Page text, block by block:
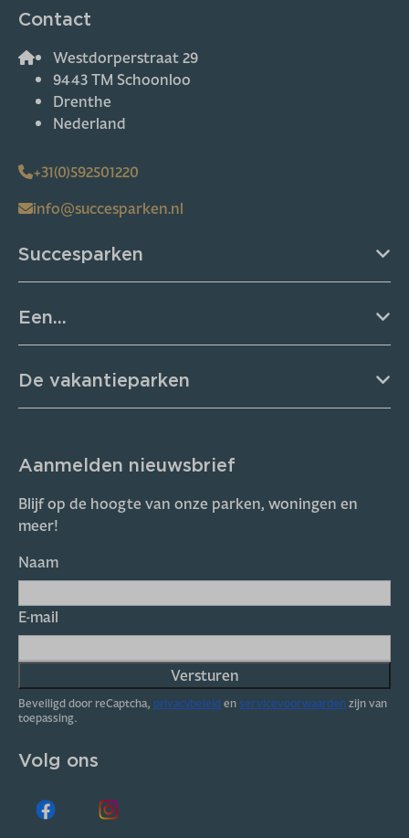
Contact
Westdorperstraat 29
9443 TM Schoonloo
Drenthe
Nederland
+31(0)592501220
info@succesparken.nl
Succesparken
Een...
De vakantieparken
Aanmelden nieuwsbrief
Blijf op de hoogte van onze parken, woningen en
meer!
Naam
E-mail
Versturen
Beveiligd door reCaptcha, privacybeleidenservicevoorwaardenzijn van
toepassing.
Volg ons